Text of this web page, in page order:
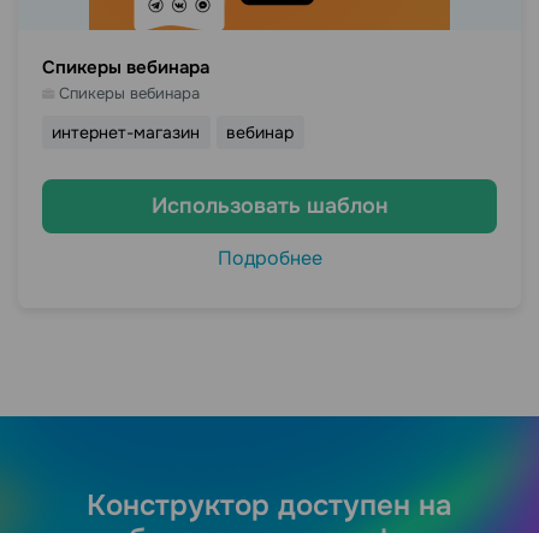
Спикеры вебинара
Спикеры вебинара
интернет-магазин вебинар
Использовать шаблон
Подробнее
Конструктор доступен на